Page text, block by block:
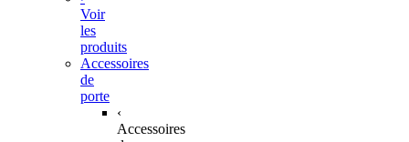
Voir
les
produits
Accessoires
de
porte
‹
Accessoires